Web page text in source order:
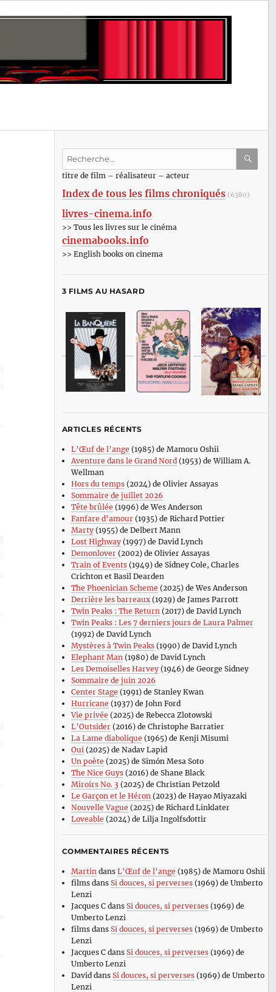
Recherche
:titre de film – réalisateur – acteur
Index de tous les films chroniqués (6380)
livres-cinema.info
>> Tous les livres sur le cinéma
cinemabooks.info
>> English books on cinema
3 FILMS AU HASARD
ARTICLES RÉCENTS
L’Œuf de l’ange (1985) de Mamoru Oshii
Aventure dans le Grand Nord(1953) de William A.
Wellman
Hors du temps(2024) de Olivier Assayas
Sommaire de juillet 2026
Tête brûlée (1996) de Wes Anderson
Fanfare d’amour(1935) de Richard Pottier
Marty(1955) de Delbert Mann
Lost Highway(1997) de David Lynch
Demonlover(2002) de Olivier Assayas
Train of Events(1949) de Sidney Cole, Charles
Crichton et Basil Dearden
The Phoenician Scheme (2025) de Wes Anderson
Derrière les barreaux(1929) de James Parrott
Twin Peaks : The Return(2017) de David Lynch
Twin Peaks : Les 7 derniers jours de Laura Palmer
(1992) de David Lynch
Mystères à Twin Peaks(1990) de David Lynch
Elephant Man(1980) de David Lynch
Les Demoiselles Harvey(1946) de George Sidney
Sommaire de juin 2026
Center Stage (1991) de Stanley Kwan
Hurricane (1937) de John Ford
Vie privée (2025) de Rebecca Zlotowski
L’Outsider(2016) de Christophe Barratier
La Lame diabolique (1965) de Kenji Misumi
Oui(2025) de Nadav Lapid
Un poète (2025) de Simón Mesa Soto
The Nice Guys(2016) de Shane Black
Miroirs No. 3 (2025) de Christian Petzold
Le Garçon et le Héron(2023) de Hayao Miyazaki
Nouvelle Vague (2025) de Richard Linklater
Loveable (2024) de Lilja Ingolfsdottir
COMMENTAIRES RÉCENTS
Martin dans L’Œuf de l’ange (1985) de Mamoru Oshii
filmsdans Si douces, si perverses(1969) de Umberto
Lenzi
Jacques Cdans Si douces, si perverses(1969) de
Umberto Lenzi
filmsdans Si douces, si perverses(1969) de Umberto
Lenzi
Jacques Cdans Si douces, si perverses(1969) de
Umberto Lenzi
David dans Si douces, si perverses(1969) de Umberto
Lenzi